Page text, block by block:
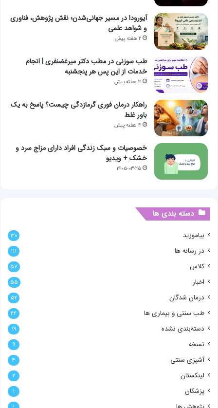
آیورودا در مسیر جهانی‌شدن؛ نقش پژوهش، فناوری
و شواهد علمی
۲ هفته پیش
طب سوزنی در مطب دکتر میرغضنفری | انجام
خدمات از این پس هر پنجشنبه
۳ هفته پیش
راهکار درمان فوری گرمازدگی چیست؟ پاسخ به یک
باور غلط
۴ هفته پیش
خصوصیات و سبک زندگی افراد دارای مزاج سرد و
خشک + ویدیو
۱۴۰۵-۰۳-۲۵
دسته بندی ها
بیاموزید ۱۲۰
در رسانه ها ۱۱۱
کلاس ۵۷
اخبار ۵۵
درمان شدگان ۵۲
طب سنتی و بیماری ها ۴۴
دسته‌بندی نشده ۱۹
نسخه ۹
آشپزی سنتی ۴
لینکستان ۲
پزشکان ۱